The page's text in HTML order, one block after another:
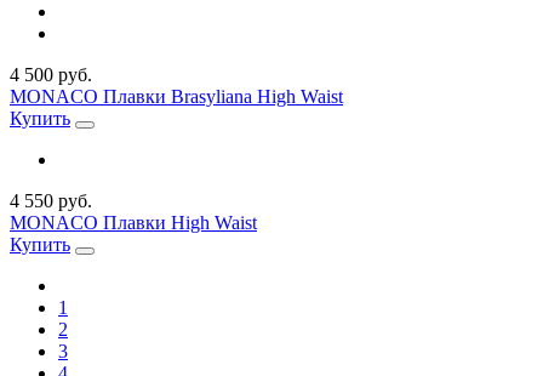
4 500 руб.
MONACO Плавки Brasyliana High Waist
Купить
4 550 руб.
MONACO Плавки High Waist
Купить
1
2
3